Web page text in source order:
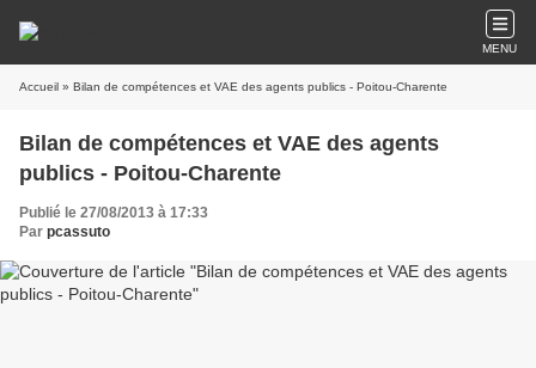
MENU
Accueil » Bilan de compétences et VAE des agents publics - Poitou-Charente
Bilan de compétences et VAE des agents
publics - Poitou-Charente
Publié le 27/08/2013 à 17:33
Par pcassuto